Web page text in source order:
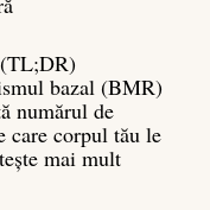
bazal (BMR)
numărul de
care corpul tău le
mai mult: